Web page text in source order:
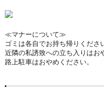
≪マナーについて≫
ゴミは各自でお持ち帰りくださ
近隣の私誘致への立ち入りはお
路上駐車はおやめください。